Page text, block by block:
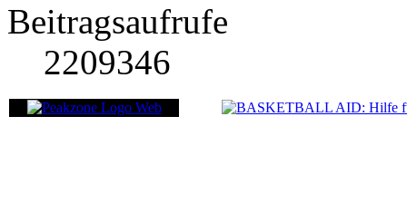
Beitragsaufrufe
2209346